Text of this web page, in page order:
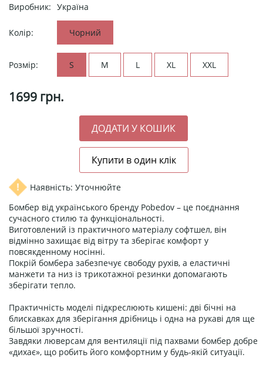
Виробник: Україна
Колір: Чорний
Розмір: S M L XL XXL
1699 грн.
Наявність: Уточнюйте
Бомбер від українського бренду Pobedov – це поєднання
сучасного стилю та функціональності.
Виготовлений із практичного матеріалу софтшел, він
відмінно захищає від вітру та зберігає комфорт у
повсякденному носінні.
Покрій бомбера забезпечує свободу рухів, а еластичні
манжети та низ із трикотажної резинки допомагають
зберігати тепло.
Практичність моделі підкреслюють кишені: дві бічні на
блискавках для зберігання дрібниць і одна на рукаві для ще
більшої зручності.
Завдяки люверсам для вентиляції під пахвами бомбер добре
«дихає», що робить його комфортним у будь-якій ситуації.